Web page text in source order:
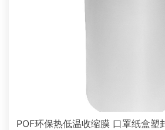
POF环保热低温收缩膜 口罩纸盒塑